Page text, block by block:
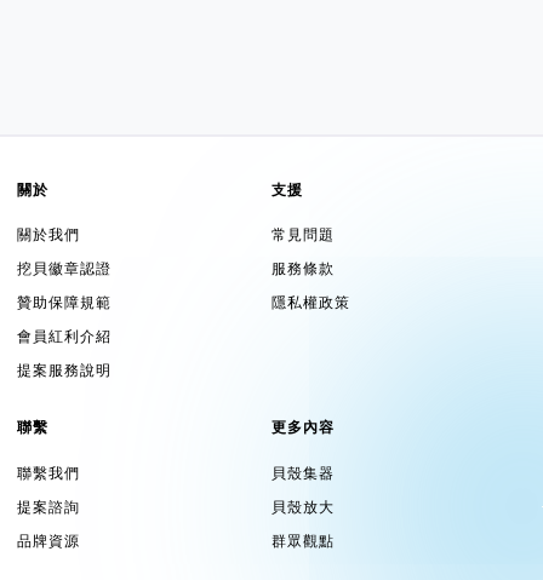
關於
關於我們
挖貝徽章認證
贊助保障規範
會員紅利介紹
提案服務說明
支援
常見問題
服務條款
隱私權政策
聯繫
聯繫我們
提案諮詢
品牌資源
更多內容
貝殼集器
貝殼放大
群眾觀點